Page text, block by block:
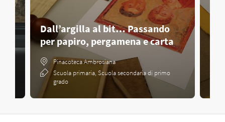
Dall’argilla al bit… Passando
per papiro, pergamena e carta
Pinacoteca Ambrosiana
Scuola primaria, Scuola secondaria di primo
grado